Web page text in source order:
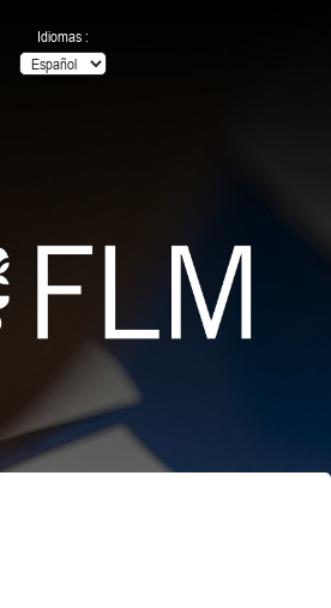
Idiomas :